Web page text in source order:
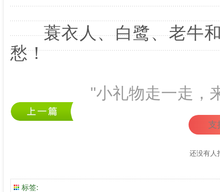
蓑衣人、白鹭、老牛和
愁！
"小礼物走一走，
支
还没有人
标签: